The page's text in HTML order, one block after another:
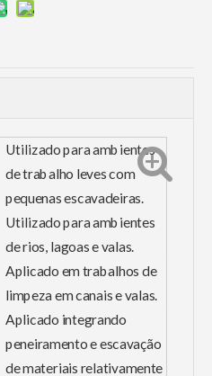
Utilizado para ambientes
de trabalho leves com
pequenas escavadeiras.
Utilizado para ambientes
de rios, lagoas e valas.
Aplicado em trabalhos de
limpeza em canais e valas.
Aplicado integrando
peneiramento e escavação
de materiais relativamente